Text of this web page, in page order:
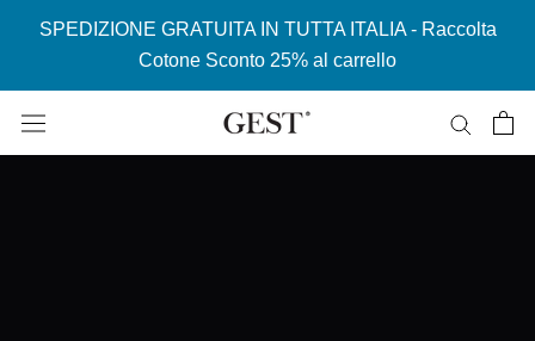
SPEDIZIONE GRATUITA IN TUTTA ITALIA - Raccolta
Cotone Sconto 25% al carrello